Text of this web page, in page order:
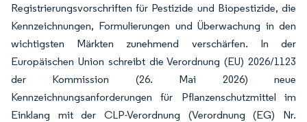
Registrierungsvorschriften für Pestizide und Biopestizide, die
Kennzeichnungen, Formulierungen und Überwachung in den
wichtigsten Märkten zunehmend verschärfen. In der
Europäischen Union schreibt die Verordnung (EU) 2026/1123
der Kommission (26. Mai 2026) neue
Kennzeichnungsanforderungen für Pflanzenschutzmittel im
Einklang mit der CLP-Verordnung (Verordnung (EG) Nr.